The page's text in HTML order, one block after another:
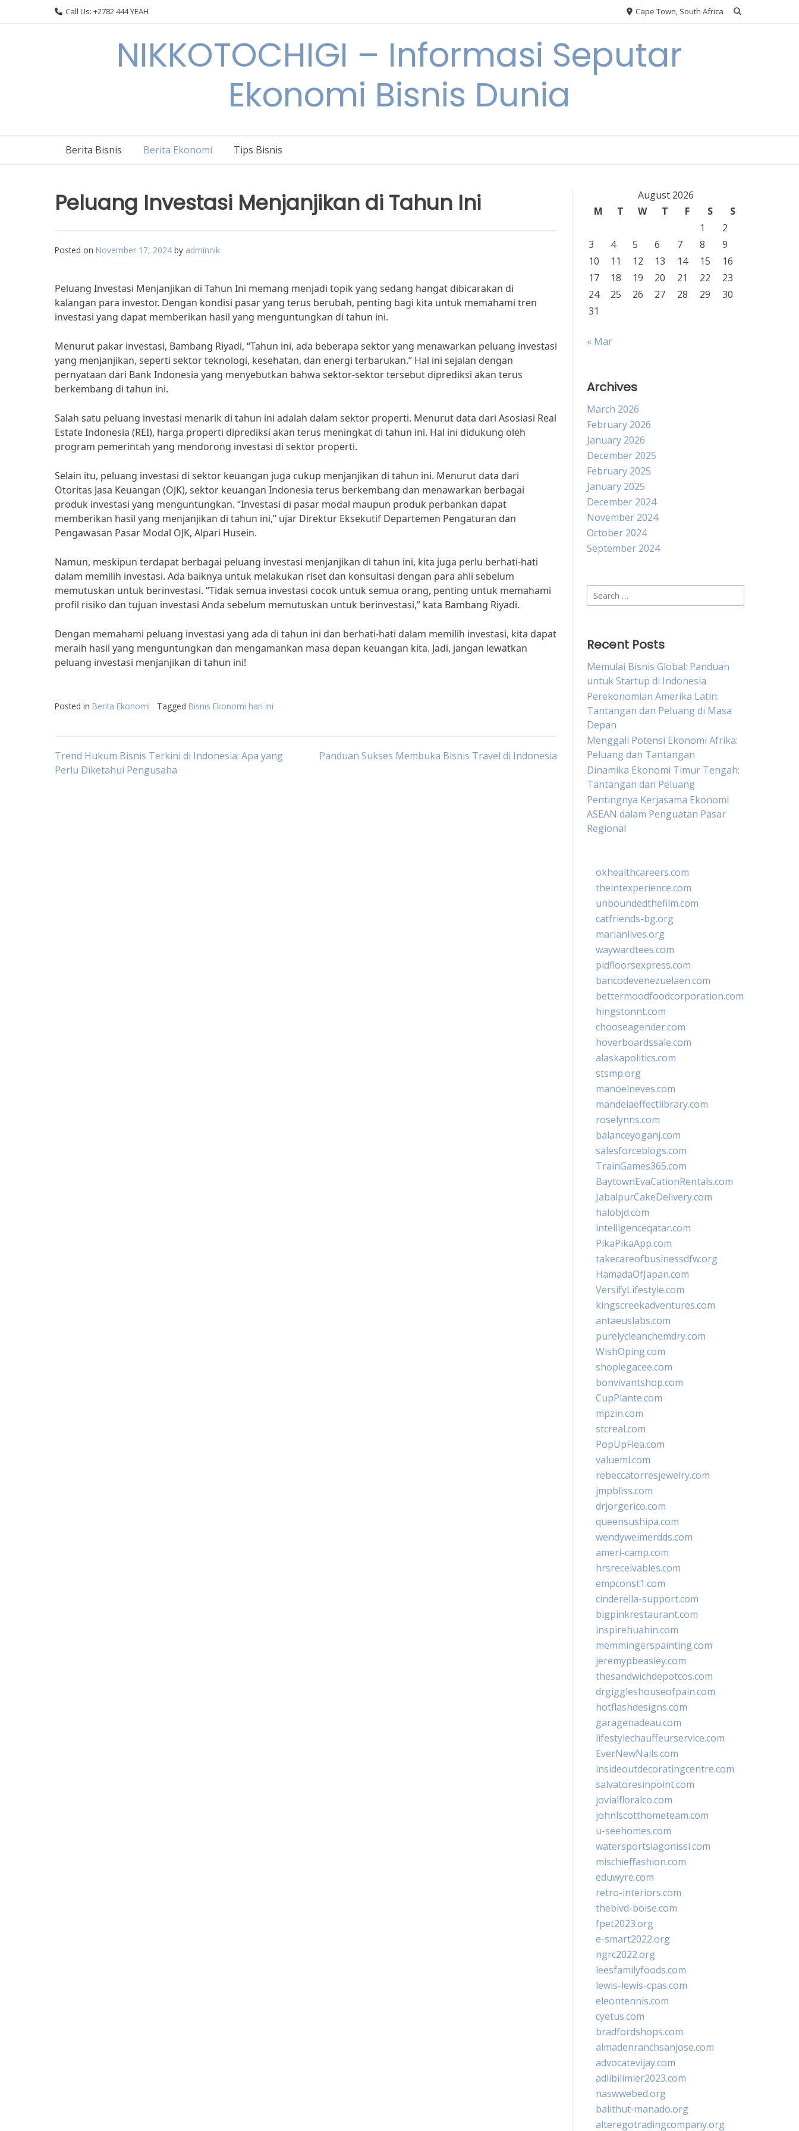
Call Us: +2782 444 YEAH Cape Town, South Africa
NIKKOTOCHIGI – Informasi Seputar
Ekonomi Bisnis Dunia
Berita Bisnis Berita Ekonomi Tips Bisnis
Peluang Investasi Menjanjikan di Tahun Ini
Posted on November 17, 2024 by adminnik
Peluang Investasi Menjanjikan di Tahun Ini memang menjadi topik yang sedang hangat dibicarakan di
kalangan para investor. Dengan kondisi pasar yang terus berubah, penting bagi kita untuk memahami tren
investasi yang dapat memberikan hasil yang menguntungkan di tahun ini.
Menurut pakar investasi, Bambang Riyadi, “Tahun ini, ada beberapa sektor yang menawarkan peluang investasi
yang menjanjikan, seperti sektor teknologi, kesehatan, dan energi terbarukan.” Hal ini sejalan dengan
pernyataan dari Bank Indonesia yang menyebutkan bahwa sektor-sektor tersebut diprediksi akan terus
berkembang di tahun ini.
Salah satu peluang investasi menarik di tahun ini adalah dalam sektor properti. Menurut data dari Asosiasi Real
Estate Indonesia (REI), harga properti diprediksi akan terus meningkat di tahun ini. Hal ini didukung oleh
program pemerintah yang mendorong investasi di sektor properti.
Selain itu, peluang investasi di sektor keuangan juga cukup menjanjikan di tahun ini. Menurut data dari
Otoritas Jasa Keuangan (OJK), sektor keuangan Indonesia terus berkembang dan menawarkan berbagai
produk investasi yang menguntungkan. “Investasi di pasar modal maupun produk perbankan dapat
memberikan hasil yang menjanjikan di tahun ini,” ujar Direktur Eksekutif Departemen Pengaturan dan
Pengawasan Pasar Modal OJK, Alpari Husein.
Namun, meskipun terdapat berbagai peluang investasi menjanjikan di tahun ini, kita juga perlu berhati-hati
dalam memilih investasi. Ada baiknya untuk melakukan riset dan konsultasi dengan para ahli sebelum
memutuskan untuk berinvestasi. “Tidak semua investasi cocok untuk semua orang, penting untuk memahami
profil risiko dan tujuan investasi Anda sebelum memutuskan untuk berinvestasi,” kata Bambang Riyadi.
Dengan memahami peluang investasi yang ada di tahun ini dan berhati-hati dalam memilih investasi, kita dapat
meraih hasil yang menguntungkan dan mengamankan masa depan keuangan kita. Jadi, jangan lewatkan
peluang investasi menjanjikan di tahun ini!
Posted in Berita Ekonomi Tagged Bisnis Ekonomi hari ini
Post
Trend Hukum Bisnis Terkini di Indonesia: Apa yang
Perlu Diketahui Pengusaha
Panduan Sukses Membuka Bisnis Travel di Indonesia
August 2026
M
T W T F S
S
1
2
3
4 5 6 7 8
9
10
11 12 13 14 15
16
17
18 19 20 21 22
23
24
25 26 27 28 29
30
31
« Mar
Archives
March 2026
February 2026
January 2026
December 2025
February 2025
January 2025
December 2024
November 2024
October 2024
September 2024
Search
for:
Recent Posts
Memulai Bisnis Global: Panduan
untuk Startup di Indonesia
Perekonomian Amerika Latin:
Tantangan dan Peluang di Masa
Depan
Menggali Potensi Ekonomi Afrika:
Peluang dan Tantangan
Dinamika Ekonomi Timur Tengah:
Tantangan dan Peluang
Pentingnya Kerjasama Ekonomi
ASEAN dalam Penguatan Pasar
Regional
okhealthcareers.com
theintexperience.com
unboundedthefilm.com
catfriends-bg.org
marianlives.org
waywardtees.com
pidfloorsexpress.com
bancodevenezuelaen.com
bettermoodfoodcorporation.com
hingstonnt.com
chooseagender.com
hoverboardssale.com
alaskapolitics.com
stsmp.org
manoelneves.com
mandelaeffectlibrary.com
roselynns.com
balanceyoganj.com
salesforceblogs.com
TrainGames365.com
BaytownEvaCationRentals.com
JabalpurCakeDelivery.com
halobjd.com
intelligenceqatar.com
PikaPikaApp.com
takecareofbusinessdfw.org
HamadaOfJapan.com
VersifyLifestyle.com
kingscreekadventures.com
antaeuslabs.com
purelycleanchemdry.com
WishOping.com
shoplegacee.com
bonvivantshop.com
CupPlante.com
mpzin.com
stcreal.com
PopUpFlea.com
valueml.com
rebeccatorresjewelry.com
jmpbliss.com
drjorgerico.com
queensushipa.com
wendyweimerdds.com
ameri-camp.com
hrsreceivables.com
empconst1.com
cinderella-support.com
bigpinkrestaurant.com
inspirehuahin.com
memmingerspainting.com
jeremypbeasley.com
thesandwichdepotcos.com
drgiggleshouseofpain.com
hotflashdesigns.com
garagenadeau.com
lifestylechauffeurservice.com
EverNewNails.com
insideoutdecoratingcentre.com
salvatoresinpoint.com
jovialfloralco.com
johnlscotthometeam.com
u-seehomes.com
watersportslagonissi.com
mischieffashion.com
eduwyre.com
retro-interiors.com
theblvd-boise.com
fpet2023.org
e-smart2022.org
ngrc2022.org
leesfamilyfoods.com
lewis-lewis-cpas.com
eleontennis.com
cyetus.com
bradfordshops.com
almadenranchsanjose.com
advocatevijay.com
adlibilimler2023.com
naswwebed.org
balithut-manado.org
alteregotradingcompany.org